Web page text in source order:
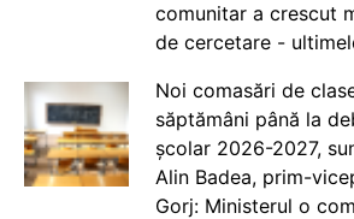
comunitar a crescut
de cercetare -
Noi comasări de
săptămâni până la
școlar 2026-2027,
Alin Badea, prim-
Gorj: Ministerul o